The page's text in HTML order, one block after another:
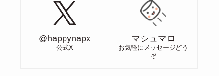
@happynapx
公式X
マシュマロ
お気軽にメッセージどう
ぞ